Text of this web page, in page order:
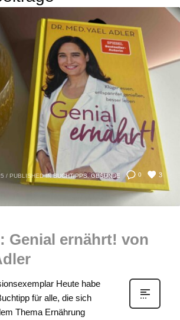
0 3
/ PUBLISHED IN BUCHTIPPS,GESUNDE
Genial ernährt! von
Heute habe
für alle, die sich
Thema Ernährung